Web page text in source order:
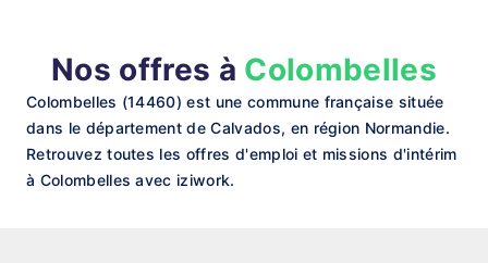
Nos offres à Colombelles
Colombelles (14460) est une commune française située
dans le département de Calvados, en région Normandie.
Retrouvez toutes les offres d'emploi et missions d'intérim
à Colombelles avec iziwork.